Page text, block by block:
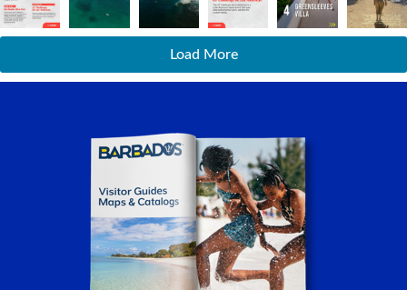
Load More